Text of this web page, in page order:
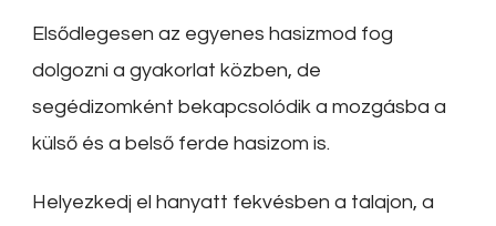
Elsődlegesen az egyenes hasizmod fog
dolgozni a gyakorlat közben, de
segédizomként bekapcsolódik a mozgásba a
külső és a belső ferde hasizom is.
Helyezkedj el hanyatt fekvésben a talajon, a